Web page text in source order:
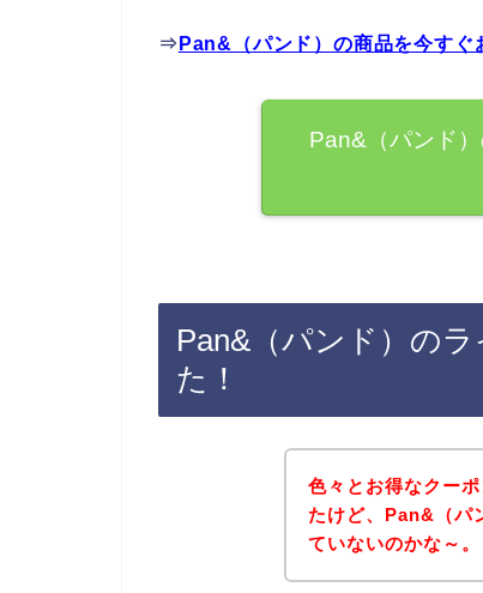
⇒ Pan&（パンド）の商品を今すぐ
Pan&（パンド
Pan&（パンド）の
た！
色々とお得なクー
たけど、Pan&（パ
ていないのかな～。